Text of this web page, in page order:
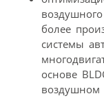
более
системы
основе
воздушном